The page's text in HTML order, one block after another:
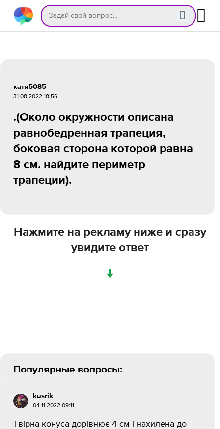
катя5085
31.08.2022 18:56
.(Около окружности описана
равнобедренная трапеция,
боковая сторона которой равна
8 см. найдите периметр
трапеции).
Нажмите на рекламу ниже и сразу
увидите ответ
↓
Популярные вопросы:
kusrik
04.11.2022 09:11
Твірна конуса дорівнює 4 см і нахилена до